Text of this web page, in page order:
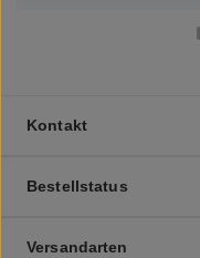
Kontakt
Bestellstatus
Versandarten